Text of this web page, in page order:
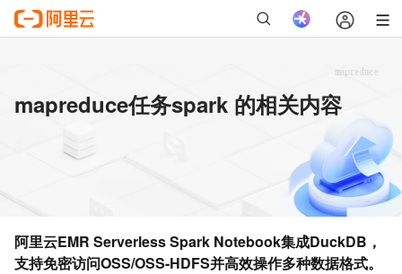
mapreduce任务spark 的相关内容
阿里云EMR Serverless Spark Notebook集成DuckDB，
支持免密访问OSS/OSS-HDFS并高效操作多种数据格式。